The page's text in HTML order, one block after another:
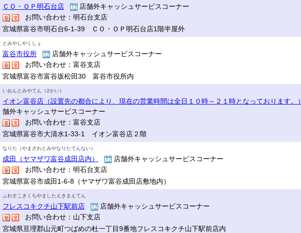
ＣＯ・ＯＰ明石台店
店舗外キャッシュサービスコーナー
お問い合わせ：明石台支店
宮城県富谷市明石台6-1-39 ＣＯ・ＯＰ明石台店1階半屋外
とみやしやくしょ
富谷市役所
店舗外キャッシュサービスコーナー
お問い合わせ：富谷支店
宮城県富谷市富谷坂松田30 富谷市役所内
いおんとみやてん（2かい）
イオン富谷店（設置先の都合により、現在の営業時間は全日１０時～２１時となっております。）
舗外キャッシュサービスコーナー
お問い合わせ：富谷支店
宮城県富谷市大清水1-33-1 イオン富谷店２階
なりた（やまざわとみやなりたてんない）
成田（ヤマザワ富谷成田店内）
店舗外キャッシュサービスコーナー
お問い合わせ：明石台支店
宮城県富谷市成田1-6-8（ヤマザワ富谷成田店敷地内）
ふれすこきくちやましたえきまえてん
フレスコキクチ山下駅前店
店舗外キャッシュサービスコーナー
お問い合わせ：山下支店
宮城県亘理郡山元町つばめの杜一丁目9番地フレスコキクチ山下駅前店内